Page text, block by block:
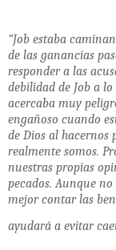
“Job estaba
de las ganancias
responder a las
debilidad de Job a
acercaba muy
engañoso cuando
de Dios al hacernos
realmente somos.
nuestras propias
pecados. Aunque
mejor contar las
ayudará a evitar